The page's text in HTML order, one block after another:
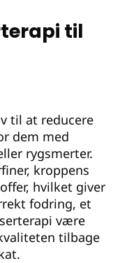
til
til at reducere
dem med
rygsmerter.
kroppens
hvilket giver
fodring, et
være
tilbage